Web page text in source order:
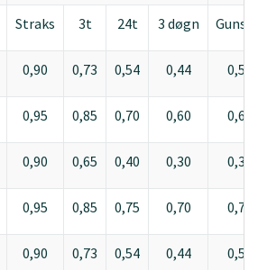
Straks 3t 24t 3 døgn
0,90 0,73 0,54 0,44 0,50
0,95 0,85 0,70 0,60 0,66
0,90 0,65 0,40 0,30 0,30
0,95 0,85 0,75 0,70 0,70
0,90 0,73 0,54 0,44 0,50